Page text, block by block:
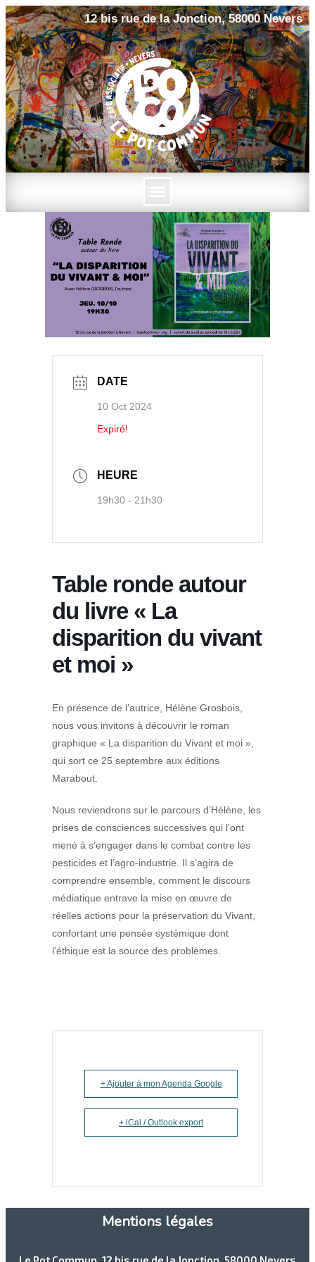
12 bis rue de la Jonction, 58000 Nevers
DATE
10 Oct 2024
Expiré!
HEURE
19h30 - 21h30
Table ronde autour
du livre « La
disparition du vivant
et moi »
En présence de l’autrice, Hélène Grosbois,
nous vous invitons à découvrir le roman
graphique « La disparition du Vivant et moi »,
qui sort ce 25 septembre aux éditions
Marabout.
Nous reviendrons sur le parcours d’Hélène, les
prises de consciences successives qui l’ont
mené à s’engager dans le combat contre les
pesticides et l’agro-industrie. Il s’agira de
comprendre ensemble, comment le discours
médiatique entrave la mise en œuvre de
réelles actions pour la préservation du Vivant,
confortant une pensée systémique dont
l’éthique est la source des problèmes.
+ Ajouter à mon Agenda Google
+ iCal / Outlook export
Mentions légales